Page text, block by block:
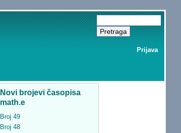
Prijava
Novi brojevi časopisa
math.e
Broj 49
Broj 48